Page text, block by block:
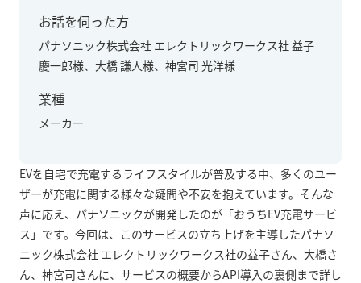
お話を伺った方
パナソニック株式会社 エレクトリックワークス社 益子
慶一郎様、大橋 謙人様、神宮司 光洋様
業種
メーカー
EVを自宅で充電するライフスタイルが普及する中、多くのユー
ザーが充電に関する様々な疑問や不安を抱えています。そんな
声に応え、パナソニックが開発したのが「おうちEV充電サービ
ス」です。今回は、このサービスの立ち上げを主導したパナソ
ニック株式会社 エレクトリックワークス社の益子さん、大橋さ
ん、神宮司さんに、サービスの概要からAPI導入の裏側まで詳し